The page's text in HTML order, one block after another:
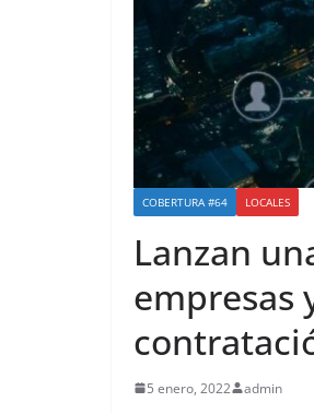
COBERTURA #64 LOCALES
Lanzan
empresas
5 enero, 2022 admin